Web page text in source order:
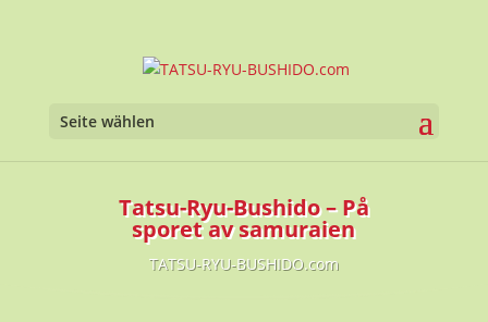
Seite wählen
Tatsu-Ryu-Bushido – På
sporet av samuraien
TATSU-RYU-BUSHIDO.com